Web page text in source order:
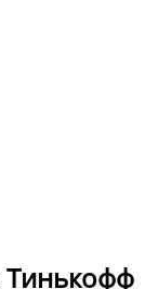
Тинькофф